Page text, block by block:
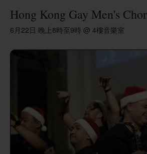
Hong Kong Gay Men's
6月22日 晚上8時至9時 @ 4樓音樂室